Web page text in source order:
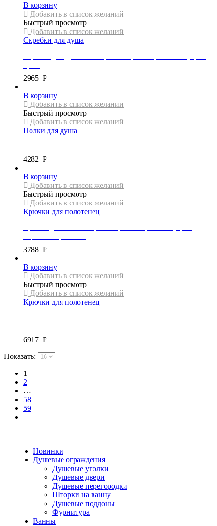
В корзину
Добавить в список желаний
Быстрый просмотр
Добавить в список желаний
Скребки для душа
2965 Р
В корзину
Добавить в список желаний
Быстрый просмотр
Добавить в список желаний
Полки для душа
4282 Р
В корзину
Добавить в список желаний
Быстрый просмотр
Добавить в список желаний
Крючки для полотенец
3788 Р
В корзину
Добавить в список желаний
Быстрый просмотр
Добавить в список желаний
Крючки для полотенец
6917 Р
Показать:
1
2
…
58
59
Новинки
Душевые ограждения
Душевые уголки
Душевые двери
Душевые перегородки
Шторки на ванну
Душевые поддоны
Фурнитура
Ванны